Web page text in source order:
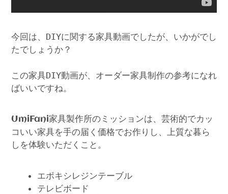
今回は、DIYに関する家具動画でしたが、いかがでし
たでしょうか？
この家具DIY動画が、オーダー家具制作の参考になれ
ばいいですね。
UmiFani家具製作所のミッションは、芸術的でカッ
コいい家具を手の届く価格でお作りし、上質な暮ら
しを体験いただくこと。
エポキシレジンテーブル
テレビボード